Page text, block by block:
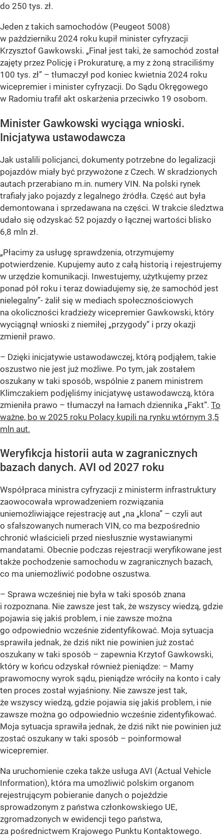
do 250 tys. zł.
Jeden z takich samochodów (Peugeot 5008)
w październiku 2024 roku kupił minister cyfryzacji
Krzysztof Gawkowski. „Finał jest taki, że samochód został
zajęty przez Policję i Prokuraturę, a my z żoną straciliśmy
100 tys. zł” – tłumaczył pod koniec kwietnia 2024 roku
wicepremier i minister cyfryzacji. Do Sądu Okręgowego
w Radomiu trafił akt oskarżenia przeciwko 19 osobom.
Minister Gawkowski wyciąga wnioski.
Inicjatywa ustawodawcza
Jak ustalili policjanci, dokumenty potrzebne do legalizacji
pojazdów miały być przywożone z Czech. W skradzionych
autach przerabiano m.in. numery VIN. Na polski rynek
trafiały jako pojazdy z legalnego źródła. Część aut była
demontowana i sprzedawana na części. W trakcie śledztwa
udało się odzyskać 52 pojazdy o łącznej wartości blisko
6,8 mln zł.
„Płacimy za usługę sprawdzenia, otrzymujemy
potwierdzenie. Kupujemy auto z całą historią i rejestrujemy
w urzędzie komunikacji. Inwestujemy, użytkujemy przez
ponad pół roku i teraz dowiadujemy się, że samochód jest
nielegalny”- żalił się w mediach społecznościowych
na okoliczności kradzieży wicepremier Gawkowski, który
wyciągnął wnioski z niemiłej „przygody” i przy okazji
zmienił prawo.
– Dzięki inicjatywie ustawodawczej, którą podjąłem, takie
oszustwo nie jest już możliwe. Po tym, jak zostałem
oszukany w taki sposób, wspólnie z panem ministrem
Klimczakiem podjęliśmy inicjatywę ustawodawczą, która
zmieniła prawo – tłumaczył na łamach dziennika „Fakt”. To
ważne, bo w 2025 roku Polacy kupili na rynku wtórnym 3,5
mln aut.
Weryfikcja historii auta w zagranicznych
bazach danych. AVI od 2027 roku
Współpraca ministra cyfryzacji z ministerm infrastruktury
zaowocowała wprowadzeniem rozwiązania
uniemożliwiające rejestrację aut „na „klona” – czyli aut
o sfałszowanych numerach VIN, co ma bezpośrednio
chronić właścicieli przed niesłusznie wystawianymi
mandatami. Obecnie podczas rejestracji weryfikowane jest
także pochodzenie samochodu w zagranicznych bazach,
co ma uniemożliwić podobne oszustwa.
– Sprawa wcześniej nie była w taki sposób znana
i rozpoznana. Nie zawsze jest tak, że wszyscy wiedzą, gdzie
pojawia się jakiś problem, i nie zawsze można
go odpowiednio wcześnie zidentyfikować. Moja sytuacja
sprawiła jednak, że dziś nikt nie powinien już zostać
oszukany w taki sposób – zapewnia Krzytof Gawkowski,
który w końcu odzyskał również pieniądze: – Mamy
prawomocny wyrok sądu, pieniądze wróciły na konto i cały
ten proces został wyjaśniony. Nie zawsze jest tak,
że wszyscy wiedzą, gdzie pojawia się jakiś problem, i nie
zawsze można go odpowiednio wcześnie zidentyfikować.
Moja sytuacja sprawiła jednak, że dziś nikt nie powinien już
zostać oszukany w taki sposób – poinformował
wicepremier.
Na uruchomienie czeka także usługa AVI (Actual Vehicle
Information), która ma umożliwić polskim organom
rejestrującym pobieranie danych o pojeździe
sprowadzonym z państwa członkowskiego UE,
zgromadzonych w ewidencji tego państwa,
za pośrednictwem Krajowego Punktu Kontaktowego.